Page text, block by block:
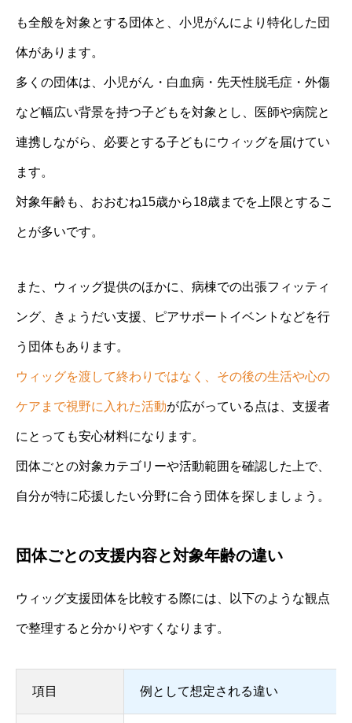
も全般を対象とする団体と、小児がんにより特化した団
体があります。
多くの団体は、小児がん・白血病・先天性脱毛症・外傷
など幅広い背景を持つ子どもを対象とし、医師や病院と
連携しながら、必要とする子どもにウィッグを届けてい
ます。
対象年齢も、おおむね15歳から18歳までを上限とするこ
とが多いです。
また、ウィッグ提供のほかに、病棟での出張フィッティ
ング、きょうだい支援、ピアサポートイベントなどを行
う団体もあります。
ウィッグを渡して終わりではなく、その後の生活や心の
ケアまで視野に入れた活動が広がっている点は、支援者
にとっても安心材料になります。
団体ごとの対象カテゴリーや活動範囲を確認した上で、
自分が特に応援したい分野に合う団体を探しましょう。
団体ごとの支援内容と対象年齢の違い
ウィッグ支援団体を比較する際には、以下のような観点
で整理すると分かりやすくなります。
項目 例として想定される違い